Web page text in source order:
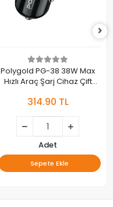
Polygold PG-38 38W Max
Hızlı Araç Şarj Cihaz Çift
314.90 TL
Adet
Sepete Ekle